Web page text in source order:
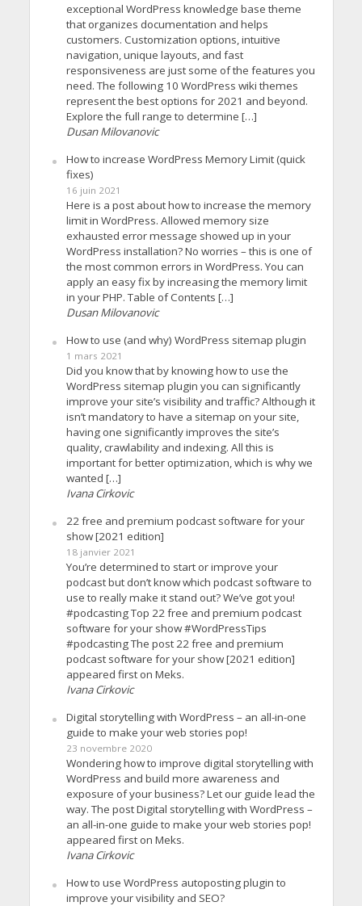
exceptional WordPress knowledge base theme
that organizes documentation and helps
customers. Customization options, intuitive
navigation, unique layouts, and fast
responsiveness are just some of the features you
need. The following 10 WordPress wiki themes
represent the best options for 2021 and beyond.
Explore the full range to determine […]
Dusan Milovanovic
How to increase WordPress Memory Limit (quick
fixes)
16 juin 2021
Here is a post about how to increase the memory
limit in WordPress. Allowed memory size
exhausted error message showed up in your
WordPress installation? No worries – this is one of
the most common errors in WordPress. You can
apply an easy fix by increasing the memory limit
in your PHP. Table of Contents […]
Dusan Milovanovic
How to use (and why) WordPress sitemap plugin
1 mars 2021
Did you know that by knowing how to use the
WordPress sitemap plugin you can significantly
improve your site’s visibility and traffic? Although it
isn’t mandatory to have a sitemap on your site,
having one significantly improves the site’s
quality, crawlability and indexing. All this is
important for better optimization, which is why we
wanted […]
Ivana Cirkovic
22 free and premium podcast software for your
show [2021 edition]
18 janvier 2021
You’re determined to start or improve your
podcast but don’t know which podcast software to
use to really make it stand out? We’ve got you!
#podcasting Top 22 free and premium podcast
software for your show #WordPressTips
#podcasting The post 22 free and premium
podcast software for your show [2021 edition]
appeared first on Meks.
Ivana Cirkovic
Digital storytelling with WordPress – an all-in-one
guide to make your web stories pop!
23 novembre 2020
Wondering how to improve digital storytelling with
WordPress and build more awareness and
exposure of your business? Let our guide lead the
way. The post Digital storytelling with WordPress –
an all-in-one guide to make your web stories pop!
appeared first on Meks.
Ivana Cirkovic
How to use WordPress autoposting plugin to
improve your visibility and SEO?